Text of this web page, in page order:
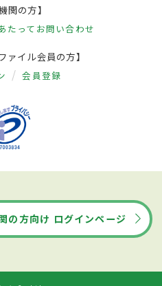
関の方】
たって お問い合わせ
ァイル会員の方】
会員登録
の方向け ログインページ